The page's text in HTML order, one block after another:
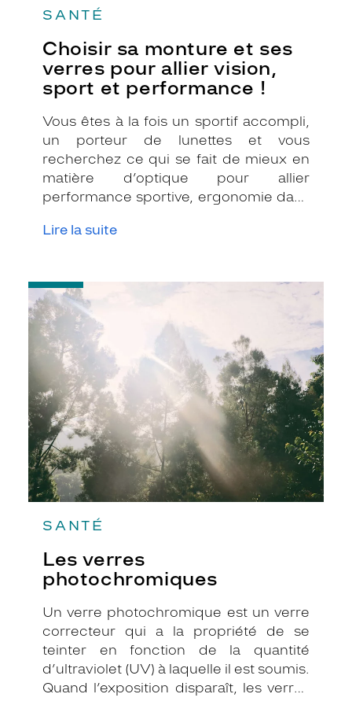
SANTÉ
Choisir sa monture et ses
verres pour allier vision,
sport et performance !
Vous êtes à la fois un sportif accompli,
un porteur de lunettes et vous
recherchez ce qui se fait de mieux en
matière d’optique pour allier
performance sportive, ergonomie dans
Parmi les choix qui s’offrent à vous,
correcteurs adaptés. Les opticiens
Krys répondent présents pour vous
apporter toute leur connaissance et
leur savoir-faire afin de vous aider à
mieux vous dépasser !
Lire la suite
SANTÉ
Les verres
photochromiques
Un verre photochromique est un verre
correcteur qui a la propriété de se
teinter en fonction de la quantité
d’ultraviolet (UV) à laquelle il est soumis.
Quand l’exposition disparaît, les verres
-
Les
verres
photochromiques